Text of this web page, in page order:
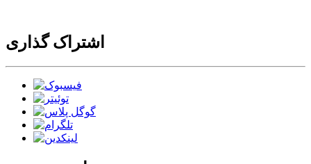
اشتراک گذاری